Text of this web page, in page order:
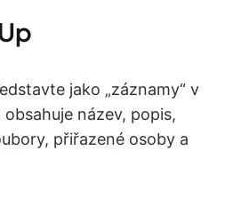
jako „záznamy“ v
název, popis,
přiřazené osoby a